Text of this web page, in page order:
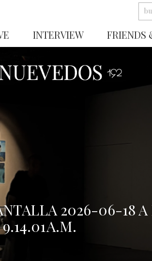
INTERVIEW FRIENDS
2026-06-18 A
9.14.01 A.M.